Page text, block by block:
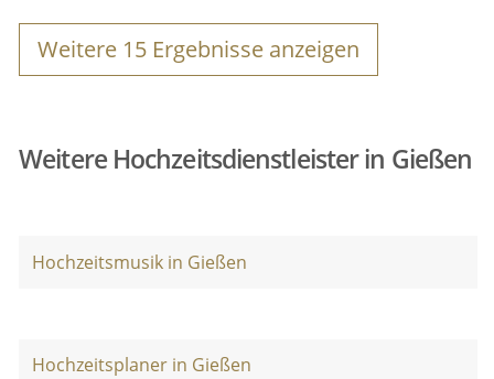
Weitere 15 Ergebnisse anzeigen
Weitere Hochzeitsdienstleister in Gießen
Hochzeitsmusik in Gießen
Hochzeitsplaner in Gießen